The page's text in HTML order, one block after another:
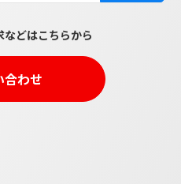
などはこちらから
合わせ